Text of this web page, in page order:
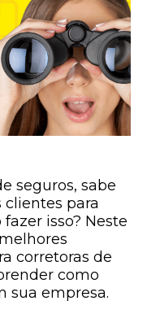
seguros, sabe
para
isso? Neste
corretoras de
como
sua empresa.